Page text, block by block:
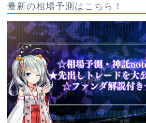
最新の相場予測はこちら！